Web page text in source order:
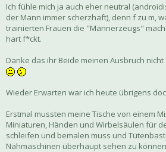
Ich fühle mich ja auch eher neutral
der Mann immer scherzhaft), denn f zu m,
trainierten Frauen die "Männerzeugs"
hart f*ckt.
Danke das ihr Beide meinen Ausbruch
Wieder Erwarten war ich heute übrigens
Erstmal mussten meine Tische von einem
Miniaturen, Händen und Wirbelsäulen für
schleifen und bemalen muss und
Nähmaschinen überhaupt sehen zu